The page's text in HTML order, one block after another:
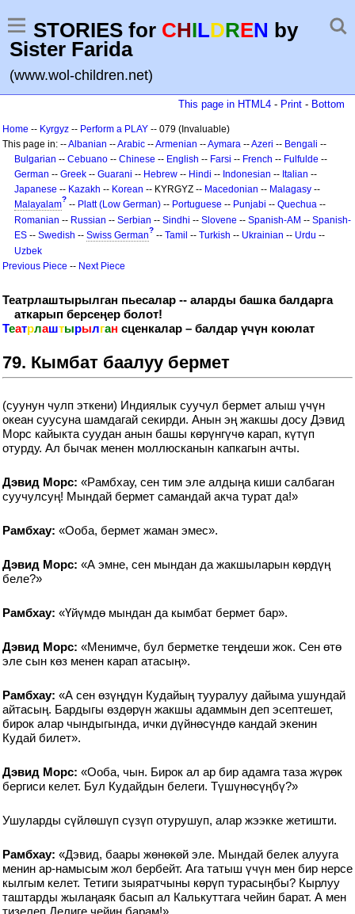
STORIES for CHILDREN by
Sister Farida
(www.wol-children.net)
This page in HTML4 - Print - Bottom
Home -- Kyrgyz -- Perform a PLAY -- 079 (Invaluable)
This page in: --Albanian --Arabic --Armenian --Aymara --Azeri -- Bengali --
Bulgarian -- Cebuano -- Chinese -- English -- Farsi -- French -- Fulfulde --
German -- Greek -- Guarani -- Hebrew -- Hindi -- Indonesian -- Italian --
Japanese -- Kazakh -- Korean -- KYRGYZ -- Macedonian -- Malagasy --
Malayalam? -- Platt (Low German) -- Portuguese -- Punjabi -- Quechua --
Romanian -- Russian -- Serbian -- Sindhi -- Slovene -- Spanish-AM -- Spanish-
ES -- Swedish -- Swiss German? -- Tamil -- Turkish -- Ukrainian -- Urdu --
Uzbek
Previous Piece -- Next Piece
Театрлаштырылган пьесалар -- аларды башка балдарга
аткарып берсеңер болот!
Театрлаштырылган сценкалар – балдар үчүн коюлат
79. Кымбат баалуу бермет
(суунун чулп эткени) Индиялык суучул бермет алыш үчүн
океан суусуна шамдагай секирди. Анын эң жакшы досу Дэвид
Морс кайыкта суудан анын башы көрүнгүчө карап, күтүп
отурду. Ал бычак менен моллюсканын капкагын ачты.
Дэвид Морс: «Рамбхау, сен тим эле алдыңа киши салбаган
суучулсуң! Мындай бермет самандай акча турат да!»
Рамбхау: «Ооба, бермет жаман эмес».
Дэвид Морс: «А эмне, сен мындан да жакшыларын көрдүң
беле?»
Рамбхау: «Үйүмдө мындан да кымбат бермет бар».
Дэвид Морс: «Менимче, бул берметке теңдеши жок. Сен өтө
эле сын көз менен карап атасың».
Рамбхау: «А сен өзүңдүн Кудайың тууралуу дайыма ушундай
айтасың. Бардыгы өздөрүн жакшы адаммын деп эсептешет,
бирок алар чындыгында, ички дүйнөсүндө кандай экенин
Кудай билет».
Дэвид Морс: «Ооба, чын. Бирок ал ар бир адамга таза жүрөк
бергиси келет. Бул Кудайдын белеги. Түшүнөсүңбү?»
Ушуларды сүйлөшүп сүзүп отурушуп, алар жээкке жетишти.
Рамбхау: «Дэвид, баары жөнөкөй эле. Мындай белек алууга
менин ар-намысым жол бербейт. Ага татыш үчүн мен бир нерсе
кылгым келет. Тетиги зыяратчыны көрүп турасыңбы? Кырлуу
таштарды жылаңаяк басып ал Калькуттага чейин барат. А мен
тизелеп Делиге чейин барам!»